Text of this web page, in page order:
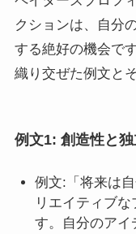
クションは、自分
する絶好の機会で
織り交ぜた例文と
例文1: 創造性と
例文:「将来は
リエイティブ
す。自分のア